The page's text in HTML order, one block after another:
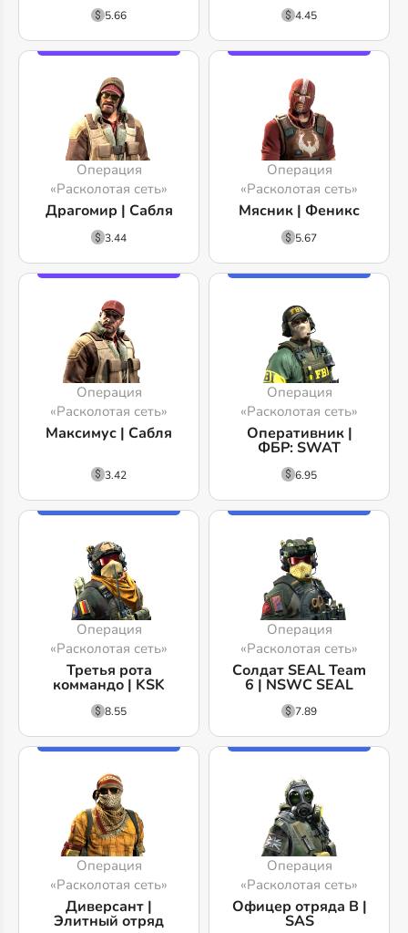
5.66 4.45
Операция
«Расколотая сеть»
Драгомир | Сабля
3.44
Операция
«Расколотая сеть»
Мясник | Феникс
5.67
Операция
«Расколотая сеть»
Максимус | Сабля
3.42
Операция
«Расколотая сеть»
Оперативник |
ФБР: SWAT
6.95
Операция
«Расколотая сеть»
Третья рота
коммандо | KSK
8.55
Операция
«Расколотая сеть»
Солдат SEAL Team
6 | NSWC SEAL
7.89
Операция
«Расколотая сеть»
Диверсант |
Элитный отряд
Операция
«Расколотая сеть»
Офицер отряда B |
SAS